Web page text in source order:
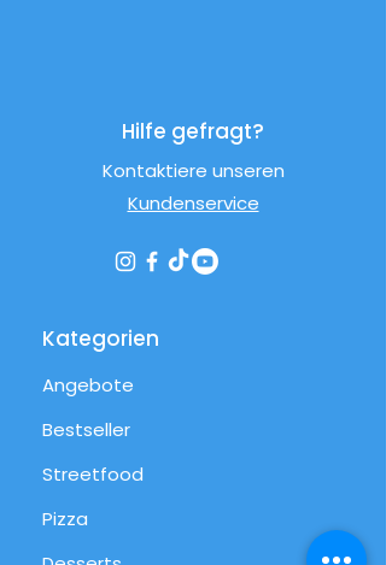
Hilfe gefragt?
Kontaktiere unseren
Kundenservice
Kategorien
Angebote
Bestseller
Streetfood
Pizza